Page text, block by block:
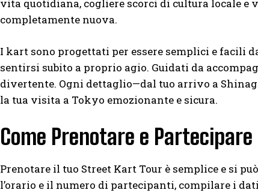
vita quotidiana, cogliere scorci di cultura locale
completamente nuova.
I kart sono progettati per essere semplici e facili
sentirsi subito a proprio agio. Guidati da
divertente. Ogni dettaglio—dal tuo arrivo a
la tua visita a Tokyo emozionante e sicura.
Come Prenotare e Partecipare
Prenotare il tuo Street Kart Tour è semplice e si
l’orario e il numero di partecipanti, compilare i